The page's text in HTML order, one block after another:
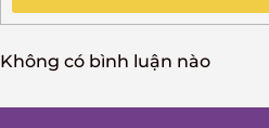
Không có bình luận nào